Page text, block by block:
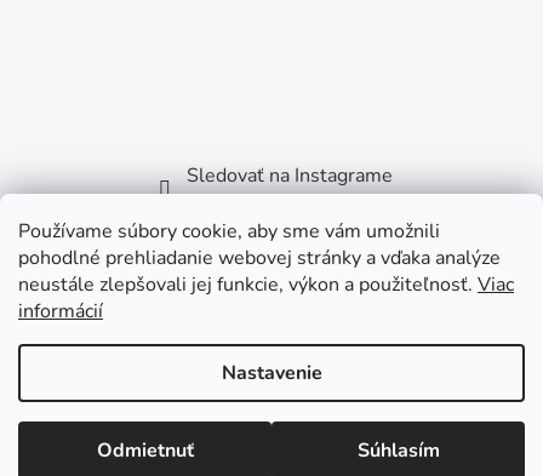
Používame súbory cookie, aby sme vám umožnili
pohodlné prehliadanie webovej stránky a vďaka analýze
neustále zlepšovali jej funkcie, výkon a použiteľnosť. Viac
informácií
Nastavenie
Odmietnuť Súhlasím
Sledovať na Instagrame
Facebook
Vytvoril Shoptet
Copyright 2026Littlebird.sk. Všetky práva vyhradené.
Viktora Bilčíka 2722/35 - 915 01 Nové Mesto nad